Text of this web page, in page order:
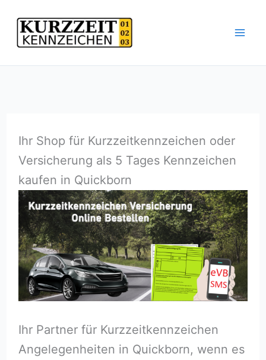
Inhalt
springen
Ihr Shop für Kurzzeitkennzeichen oder
Versicherung als 5 Tages Kennzeichen
kaufen in Quickborn
Ihr Partner für Kurzzeitkennzeichen
Angelegenheiten in Quickborn, wenn es